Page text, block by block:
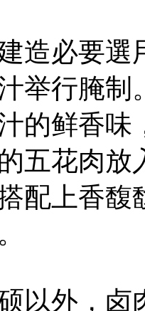
造必要選
举行腌制
的鲜香味
五花肉放
配上香馥
以外，卤